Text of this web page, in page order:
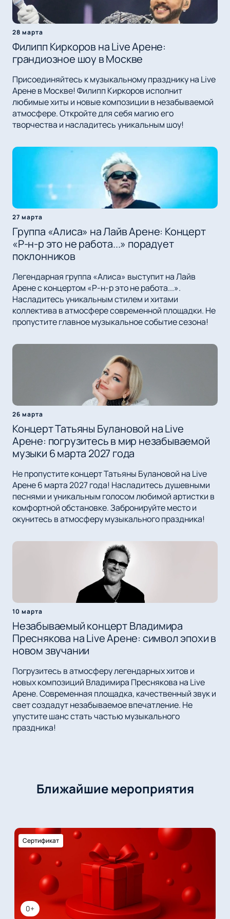
28 марта
Филипп Киркоров на Live Арене:
грандиозное шоу в Москве
Присоединяйтесь к музыкальному празднику на Live
Арене в Москве! Филипп Киркоров исполнит
любимые хиты и новые композиции в незабываемой
атмосфере. Откройте для себя магию его
творчества и насладитесь уникальным шоу!
27 марта
Группа «Алиса» на Лайв Арене: Концерт
«Р-н-р это не работа...» порадует
поклонников
Легендарная группа «Алиса» выступит на Лайв
Арене с концертом «Р-н-р это не работа...».
Насладитесь уникальным стилем и хитами
коллектива в атмосфере современной площадки. Не
пропустите главное музыкальное событие сезона!
26 марта
Концерт Татьяны Булановой на Live
Арене: погрузитесь в мир незабываемой
музыки 6 марта 2027 года
Не пропустите концерт Татьяны Булановой на Live
Арене 6 марта 2027 года! Насладитесь душевными
песнями и уникальным голосом любимой артистки в
комфортной обстановке. Забронируйте место и
окунитесь в атмосферу музыкального праздника!
10 марта
Незабываемый концерт Владимира
Преснякова на Live Арене: символ эпохи в
новом звучании
Погрузитесь в атмосферу легендарных хитов и
новых композиций Владимира Преснякова на Live
Арене. Современная площадка, качественный звук и
свет создадут незабываемое впечатление. Не
упустите шанс стать частью музыкального
праздника!
Ближайшие мероприятия
0+
Сертификат